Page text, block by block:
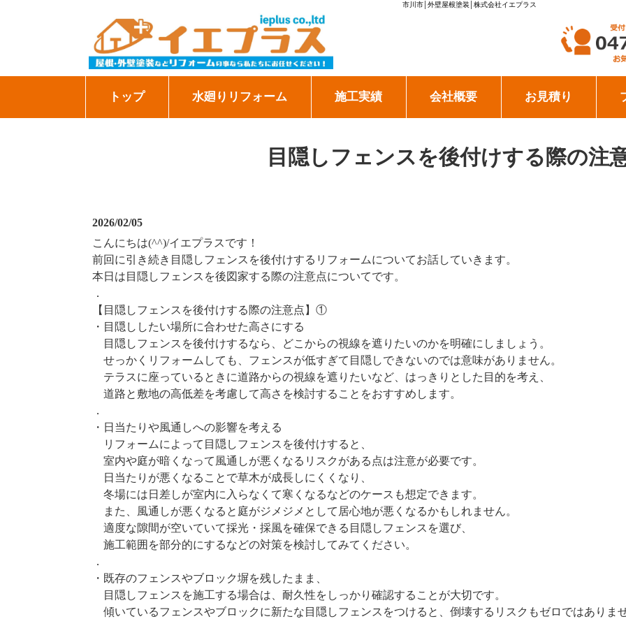
市川市│外壁屋根塗装│株式会社イエプラス
トップ 水廻りリフォーム 施工実績 会社概要 お見積り
目隠しフェンスを後付けする際の注
2026/02/05
こんにちは(^^)/イエプラスです！
前回に引き続き目隠しフェンスを後付けするリフォームについてお話していきます。
本日は目隠しフェンスを後図家する際の注意点についてです。
．
【目隠しフェンスを後付けする際の注意点】①
・目隠ししたい場所に合わせた高さにする
目隠しフェンスを後付けするなら、どこからの視線を遮りたいのかを明確にしましょう。
せっかくリフォームしても、フェンスが低すぎて目隠しできないのでは意味がありません。
テラスに座っているときに道路からの視線を遮りたいなど、はっきりとした目的を考え、
道路と敷地の高低差を考慮して高さを検討することをおすすめします。
．
・日当たりや風通しへの影響を考える
リフォームによって目隠しフェンスを後付けすると、
室内や庭が暗くなって風通しが悪くなるリスクがある点は注意が必要です。
日当たりが悪くなることで草木が成長しにくくなり、
冬場には日差しが室内に入らなくて寒くなるなどのケースも想定できます。
また、風通しが悪くなると庭がジメジメとして居心地が悪くなるかもしれません。
適度な隙間が空いていて採光・採風を確保できる目隠しフェンスを選び、
施工範囲を部分的にするなどの対策を検討してみてください。
．
・既存のフェンスやブロック塀を残したまま、
目隠しフェンスを施工する場合は、耐久性をしっかり確認することが大切です。
傾いているフェンスやブロックに新たな目隠しフェンスをつけると、倒壊するリスクもゼロではありま